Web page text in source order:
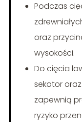
Podczas
oraz
wysokości.
Do cięcia
sekator
zapewnią
ryzyko